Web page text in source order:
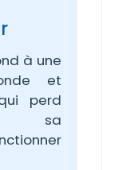
à une
et
perd
sa